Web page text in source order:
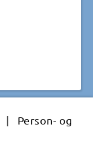
|
Person- og